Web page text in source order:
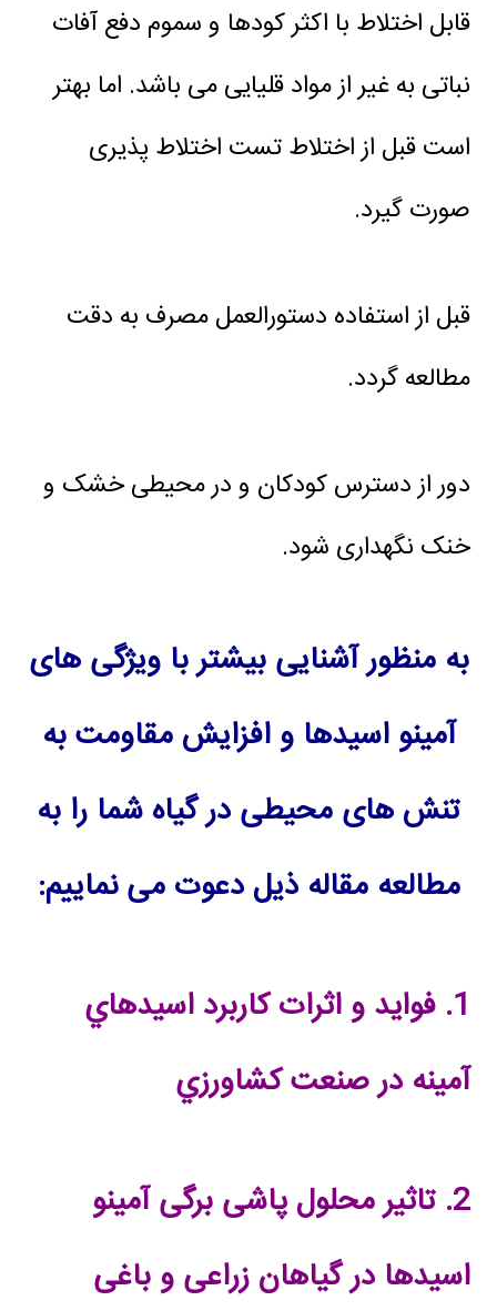
قابل اختلاط با اکثر کودها و سموم دفع آفات
نباتی به غیر از مواد قلیایی می باشد. اما بهتر
است قبل از اختلاط تست اختلاط پذیری
صورت گیرد.
قبل از استفاده دستورالعمل مصرف به دقت
مطالعه گردد.
دور از دسترس کودکان و در محیطی خشک و
خنک نگهداری شود.
به منظور آشنایی بیشتر با ویژگی های
آمینو اسیدها و افزایش مقاومت به
تنش های محیطی در گیاه شما را به
مطالعه مقاله ذیل دعوت می نماییم:
1. فوايد و اثرات كاربرد اسيدهاي
آمينه در صنعت كشاورزي
2. تاثیر محلول پاشی برگی آمینو
اسیدها در گیاهان زراعی و باغی